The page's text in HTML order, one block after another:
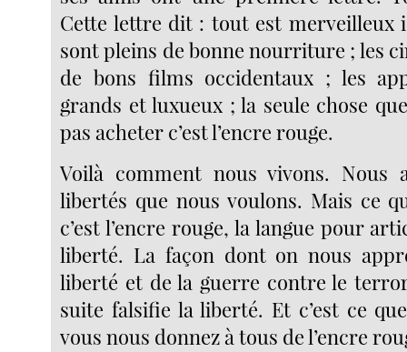
Cette lettre dit : tout est merveilleux
sont pleins de bonne nourriture ; les
de bons films occidentaux ; les
grands et luxueux ; la seule chose
pas acheter c’est l’encre rouge.
Voilà comment nous vivons. Nous
libertés que nous voulons. Mais ce
c’est l’encre rouge, la langue pour
liberté. La façon dont on nous
liberté et de la guerre contre le
suite falsifie la liberté. Et c’est ce
vous nous donnez à tous de l’encre